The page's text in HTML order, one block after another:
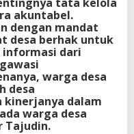
akuntabel.
dengan mandat
desa berhak untuk
dari
warga desa
desa
dalam
warga desa
Tajudin.